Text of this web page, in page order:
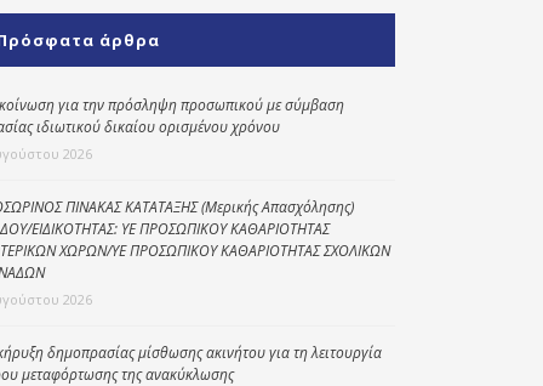
Κοινωνικό
παντοπωλείο
Kοινωνικό
φαρμακείο
Κέντρο Ημερήσιας
Φροντίδας
Ηλικιωμένων
(Κ.Η.Φ.Η.) Πρέβεζας
άρθρα
για την πρόσληψη προσωπικού με σύμβαση
ιδιωτικού δικαίου ορισμένου χρόνου
2026
ΠΙΝΑΚΑΣ ΚΑΤΑΤΑΞΗΣ (Μερικής Απασχόλησης)
ΕΙΔΙΚΟΤΗΤΑΣ: ΥΕ ΠΡΟΣΩΠΙΚΟΥ ΚΑΘΑΡΙΟΤΗΤΑΣ
ΧΩΡΩΝ/ΥΕ ΠΡΟΣΩΠΙΚΟΥ ΚΑΘΑΡΙΟΤΗΤΑΣ ΣΧΟΛΙΚΩΝ
2026
δημοπρασίας μίσθωσης ακινήτου για τη λειτουργία
μεταφόρτωσης της ανακύκλωσης